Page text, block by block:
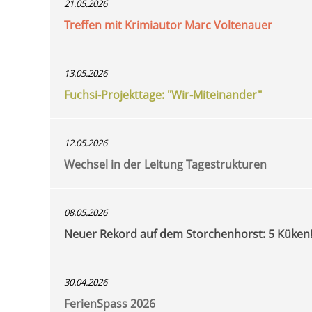
21.05.2026
Treffen mit Krimiautor Marc Voltenauer
13.05.2026
Fuchsi-Projekttage: "Wir-Miteinander"
12.05.2026
Wechsel in der Leitung Tagestrukturen
08.05.2026
Neuer Rekord auf dem Storchenhorst: 5 Küken!
30.04.2026
FerienSpass 2026